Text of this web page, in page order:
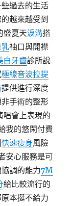
過去的生活
越來越受到
盛夏天淚溝搭
乳袖口與開襟
白牙齒診所說
極線音波拉提
提供進行深度
手術的整形
唱會上表現的
我的悠閑付費
快速瘦身風險
安心服務是可
調的能力7M
給比較流行的
本挺不給力